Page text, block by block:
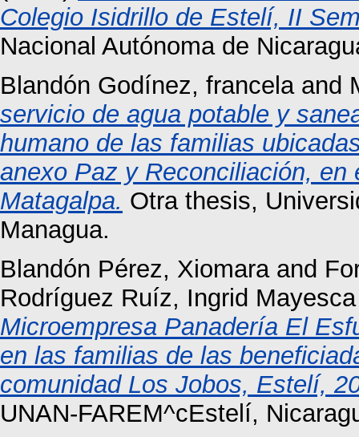
Colegio Isidrillo de Estelí, II
Nacional Autónoma de
Blandón Godínez, francelaand
servicio de agua potable y
humano de las familias
anexo Paz y Reconciliación, en
Matagalpa. Otra thesis,
Managua.
Blandón Pérez, Xiomaraand
Rodríguez Ruíz, Ingrid Mayesca
Microempresa Panadería El
en las familias de las
comunidad Los Jobos, Estelí,
UNAN-FAREM^cEstelí,